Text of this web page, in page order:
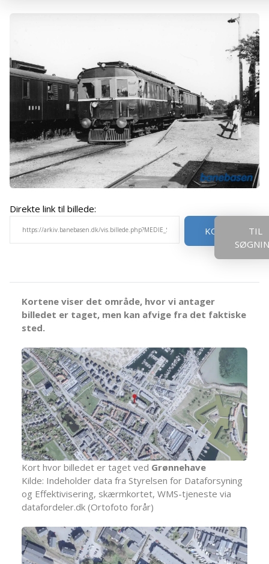
Direkte link til billede:
KOPIER
TIL
Kortene viser det område, hvor vi antager
billedet er taget, men kan afvige fra det faktiske
sted.
Kort hvor billedet er taget ved Grønnehave
Kilde: Indeholder data fra Styrelsen for Dataforsyning
og Effektivisering, skærmkortet, WMS-tjeneste via
datafordeler.dk (Ortofoto forår)